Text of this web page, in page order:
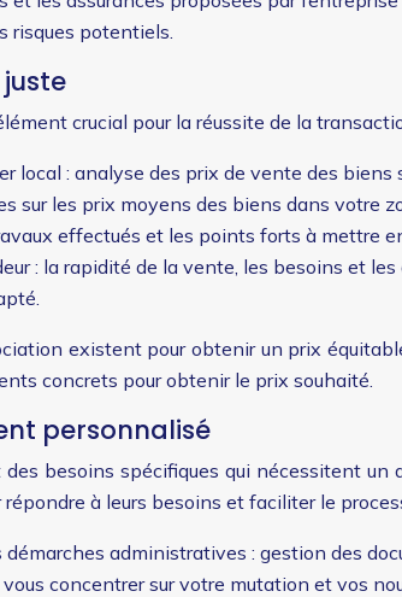
risques potentiels.
crucial pour la réussite de la
local : analyse des prix de vente des
sur les prix moyens des biens dans votre
effectués et les points forts à mettre
: la rapidité de la vente, les besoins et
existent pour obtenir un prix
concrets pour obtenir le prix souhaité.
personnalisé
besoins spécifiques qui nécessitent
répondre à leurs besoins et faciliter le
administratives : gestion des
concentrer sur votre mutation et vos